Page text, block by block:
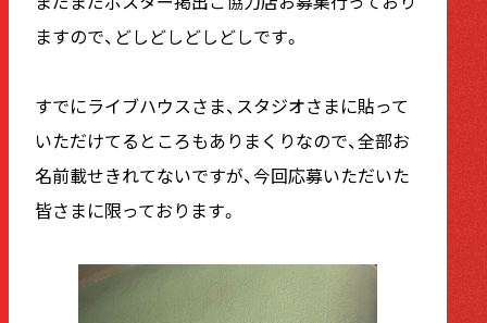
ますので、どしどしどしどしです。
すでにライブハウスさま、スタジオさまに貼って
いただけてるところもありまくりなので、全部お
名前載せきれてないですが、今回応募いただいた
皆さまに限っております。